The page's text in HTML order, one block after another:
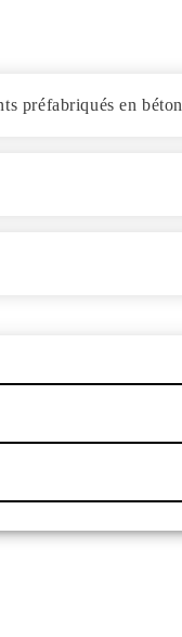
préfabriqués en béton